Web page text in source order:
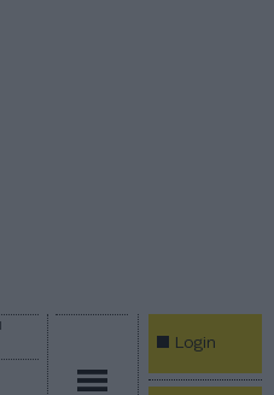
Login